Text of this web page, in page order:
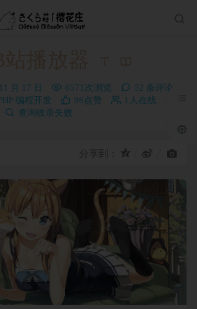
月 17 日 6571次浏览
52 条评论
类：
编程开发 96点赞
1人在线
查询收录失败
分享到：